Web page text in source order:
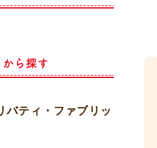
から探す
バティ・ファブリッ